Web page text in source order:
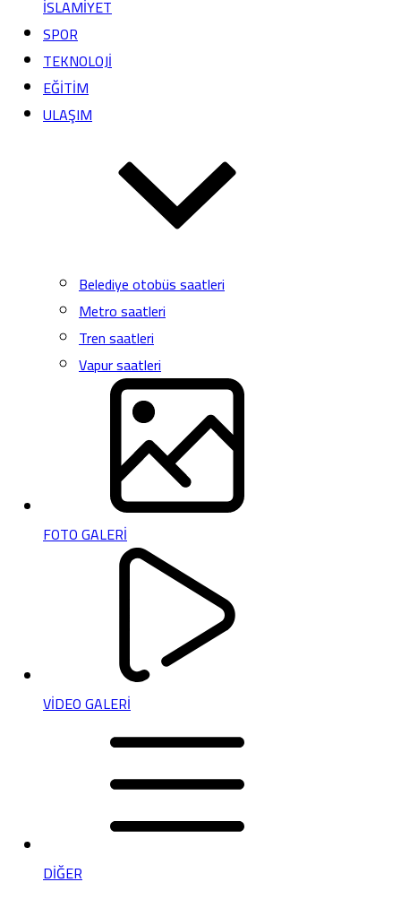
İSLAMİYET
SPOR
TEKNOLOJİ
EĞİTİM
ULAŞIM
Belediye otobüs saatleri
Metro saatleri
Tren saatleri
Vapur saatleri
FOTO GALERİ
VİDEO GALERİ
DİĞER